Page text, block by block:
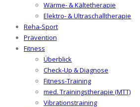
Wärme- & Kältetherapie
Elektro- & Ultraschalltherapie
Reha-Sport
Prävention
Fitness
Überblick
Check-Up & Diagnose
Fitness-Training
med. Trainingstherapie (MTT)
Vibrationstraining